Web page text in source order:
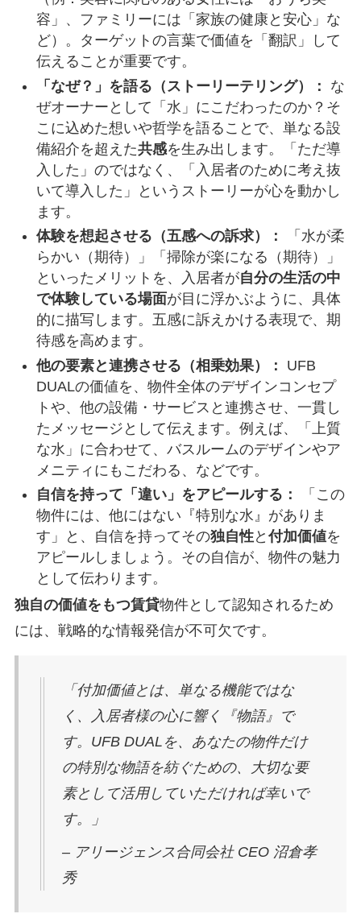
容」、ファミリーには「家族の健康と安心」な
ど）。ターゲットの言葉で価値を「翻訳」して
伝えることが重要です。
「なぜ？」を語る（ストーリーテリング）：
な
ぜオーナーとして「水」にこだわったのか？そ
こに込めた想いや哲学を語ることで、単なる設
備紹介を超えた共感を生み出します。「ただ導
入した」のではなく、「入居者のために考え抜
いて導入した」というストーリーが心を動かし
ます。
体験を想起させる（五感への訴求）：
「水が柔
らかい（期待）」「掃除が楽になる（期待）」
といったメリットを、入居者が自分の生活の中
で体験している場面が目に浮かぶように、具体
的に描写します。五感に訴えかける表現で、期
待感を高めます。
他の要素と連携させる（相乗効果）：
UFB
DUALの価値を、物件全体のデザインコンセプ
トや、他の設備・サービスと連携させ、一貫し
たメッセージとして伝えます。例えば、「上質
な水」に合わせて、バスルームのデザインやア
メニティにもこだわる、などです。
自信を持って「違い」をアピールする：
「この
物件には、他にはない『特別な水』がありま
す」と、自信を持ってその独自性と付加価値を
アピールしましょう。その自信が、物件の魅力
として伝わります。
独自の価値をもつ賃貸物件として認知されるため
には、戦略的な情報発信が不可欠です。
「付加価値とは、単なる機能ではな
く、入居者様の心に響く『物語』で
す。UFB DUALを、あなたの物件だけ
の特別な物語を紡ぐための、大切な要
素として活用していただければ幸いで
す。」
– アリージェンス合同会社 CEO 沼倉孝
秀